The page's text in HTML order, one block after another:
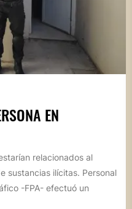
EN
relacionados al
sustancias ilícitas. Personal
-FPA- efectuó un